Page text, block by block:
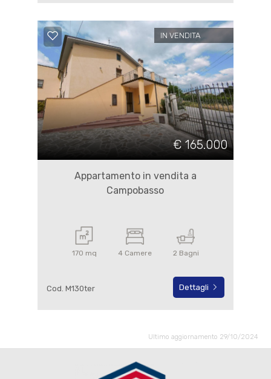
IN VENDITA
€ 165.000
Appartamento in vendita a
Campobasso
170 mq 4 Camere 2 Bagni
Cod. M130ter Dettagli
Ultimo aggiornamento 29/10/2024